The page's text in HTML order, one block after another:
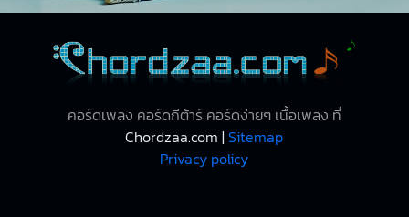
คอร์ดเพลง คอร์ดกีต้าร์ คอร์ดง่ายๆ เนื้อเพลง ที่
Chordzaa.com |Sitemap
Privacy policy